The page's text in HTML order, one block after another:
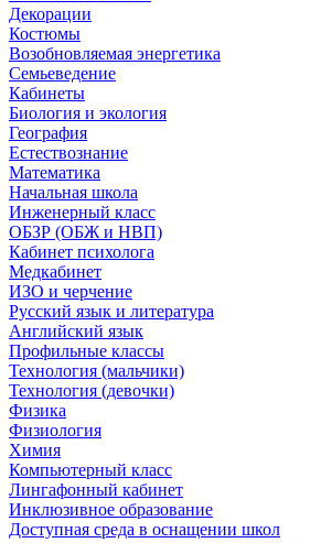
Декорации
Костюмы
Возобновляемая энергетика
Семьеведение
Кабинеты
Биология и экология
География
Естествознание
Математика
Начальная школа
Инженерный класс
ОБЗР (ОБЖ и НВП)
Кабинет психолога
Медкабинет
ИЗО и черчение
Русский язык и литература
Английский язык
Профильные классы
Технология (мальчики)
Технология (девочки)
Физика
Физиология
Химия
Компьютерный класс
Лингафонный кабинет
Инклюзивное образование
Доступная среда в оснащении школ